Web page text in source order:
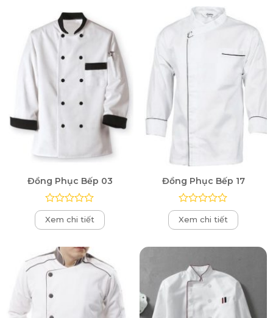
Đồng Phục Bếp 03
Được
xếp
hạng
5
sao
Xem chi tiết
Đồng Phục Bếp 17
Được
xếp
hạng
Xem chi tiết